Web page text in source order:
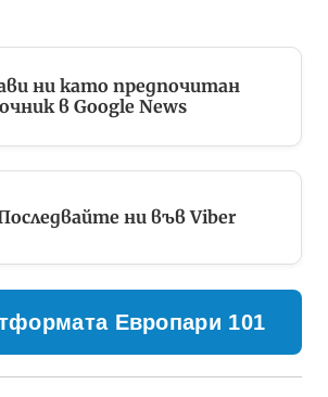
ни като предпочитан
в Google News
ни във Viber
Европари 101